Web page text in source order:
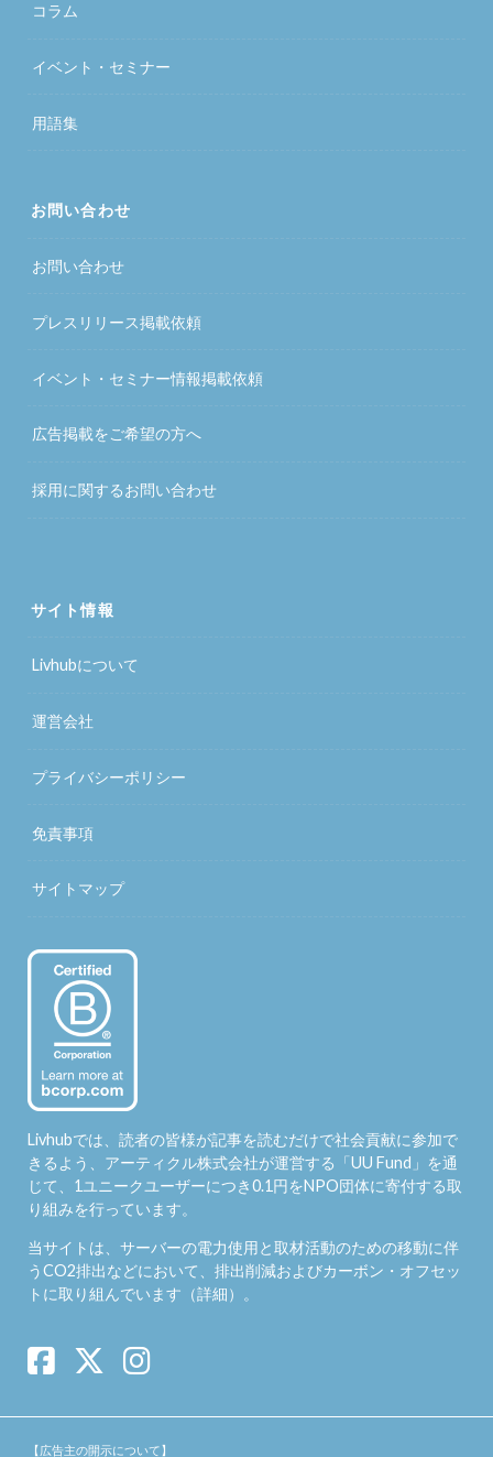
コラム
イベント・セミナー
用語集
お問い合わせ
お問い合わせ
プレスリリース掲載依頼
イベント・セミナー情報掲載依頼
広告掲載をご希望の方へ
採用に関するお問い合わせ
サイト情報
Livhubについて
運営会社
プライバシーポリシー
免責事項
サイトマップ
Livhubでは、読者の皆様が記事を読むだけで社会貢献に参加で
きるよう、アーティクル株式会社が運営する「UU Fund 」を通
じて、1ユニークユーザーにつき0.1円をNPO団体に寄付する取
り組みを行っています。
当サイトは、サーバーの電力使用と取材活動のための移動に伴
うCO2排出などにおいて、排出削減およびカーボン・オフセッ
トに取り組んでいます（詳細）。
【広告主の開示について】